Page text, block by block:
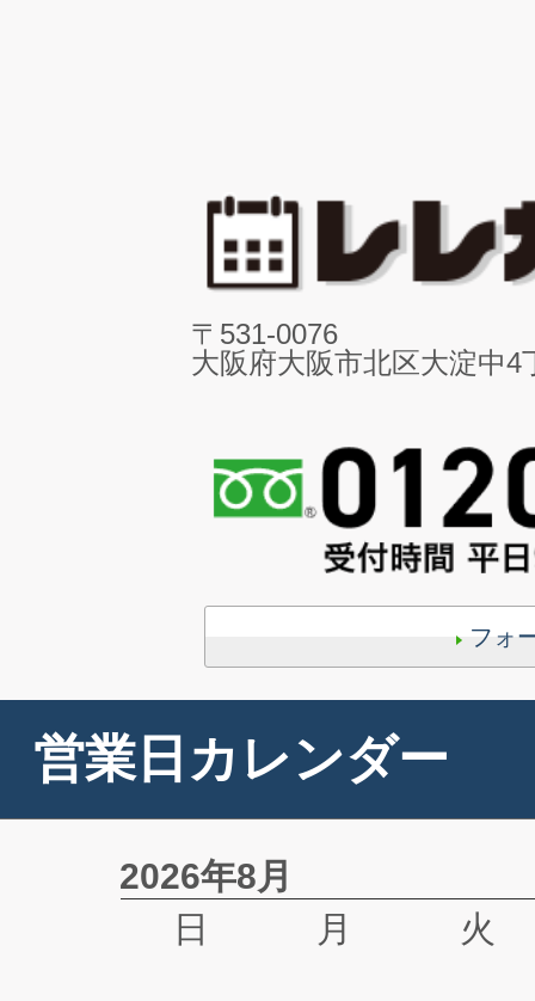
〒531-0076
大阪府大阪市北区大淀中4
フォ
営業日カレンダー
2026年8月
日
月 火